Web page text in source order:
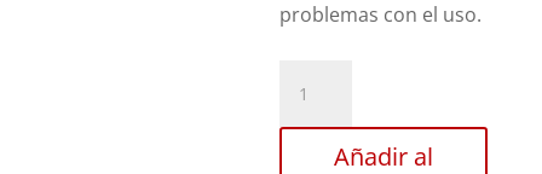
problemas con el uso.
Añadir al